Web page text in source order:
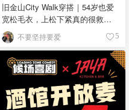
旧金山City Walk穿搭｜54岁也爱
宽松毛衣，上松下紧真的很救比
例
不要坚持要爱 5